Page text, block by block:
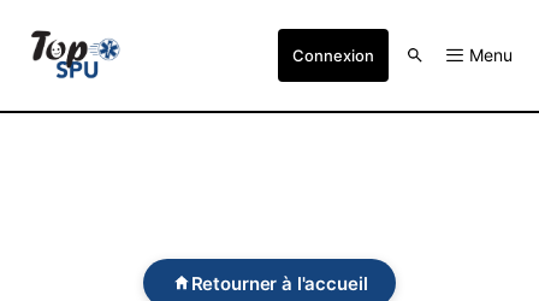
Connexion Menu
Retourner à l'accueil